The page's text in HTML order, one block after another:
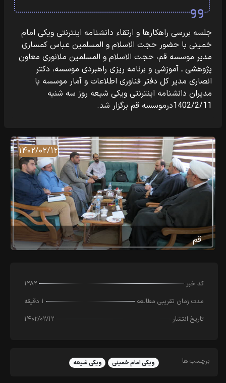
جلسه بررسی راهکارها و ارتقاء دانشنامه اینترنتی ویکی امام
خمینی با حضور حجت الاسلام و المسلمین عباس کمساری
مدیر موسسه قم، حجت الاسلام و المسلمین ملانوری معاون
پژوهشی ـ آموزشی و برنامه ریزی راهبردی موسسه، دکتر
انصاری مدیر کل دفتر فناوری اطلاعات و آمار موسسه با
مدیران دانشنامه اینترنتی ویکی شیعه روز سه شنبه
1402/2/11درموسسه قم برگزار شد.
۱۴۰۲/۰۲/۱۲
قم
کد خبر
۱۲۸۲
مدت زمان تقریبی مطالعه
۱ دقیقه
تاریخ انتشار
۱۴۰۲/۰۲/۱۲
برچسب ها ویکی امام خمینی ویکی شیعه